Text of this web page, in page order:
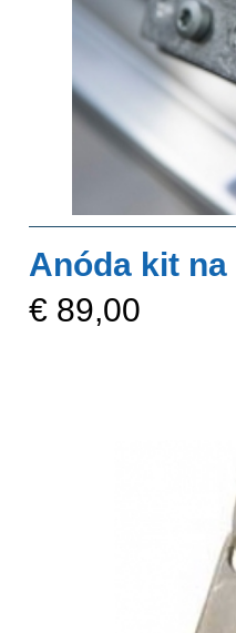
Anóda kit
€ 89,00